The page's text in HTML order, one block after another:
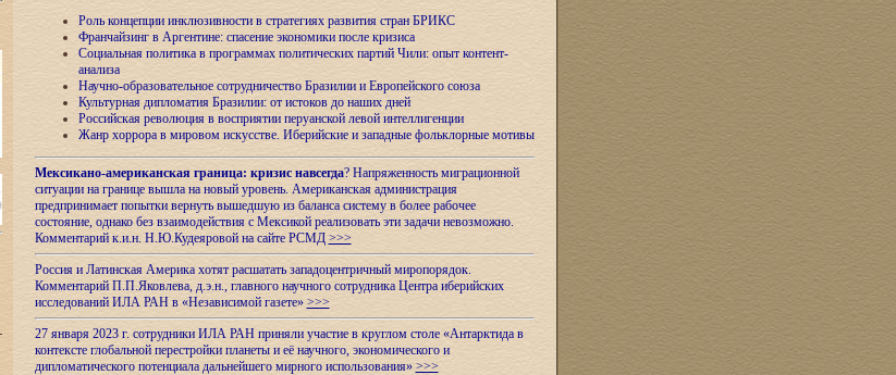
Роль концепции инклюзивности в стратегиях развития стран БРИКС
Франчайзинг в Аргентине: спасение экономики после кризиса
Социальная политика в программах политических партий Чили: опыт контент-
анализа
Научно-образовательное сотрудничество Бразилии и Европейского союза
Культурная дипломатия Бразилии: от истоков до наших дней
Российская революция в восприятии перуанской левой интеллигенции
Жанр хоррора в мировом искусстве. Иберийские и западные фольклорные мотивы
Мексикано-американская граница: кризис навсегда? Напряженность миграционной
ситуации на границе вышла на новый уровень. Американская администрация
предпринимает попытки вернуть вышедшую из баланса систему в более рабочее
состояние, однако без взаимодействия с Мексикой реализовать эти задачи невозможно.
Комментарий к.и.н. Н.Ю.Кудеяровой на сайте РСМД >>>
Россия и Латинская Америка хотят расшатать западоцентричный миропорядок.
Комментарий П.П.Яковлева, д.э.н., главного научного сотрудника Центра иберийских
исследований ИЛА РАН в «Независимой газете» >>>
27 января 2023 г. сотрудники ИЛА РАН приняли участие в круглом столе «Антарктида в
контексте глобальной перестройки планеты и её научного, экономического и
дипломатического потенциала дальнейшего мирного использования» >>>